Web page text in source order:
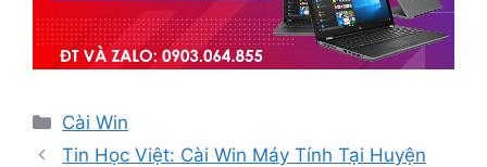
Danh
mục
Cài Win
Tin Học Việt: Cài Win Máy Tính Tại Huyện